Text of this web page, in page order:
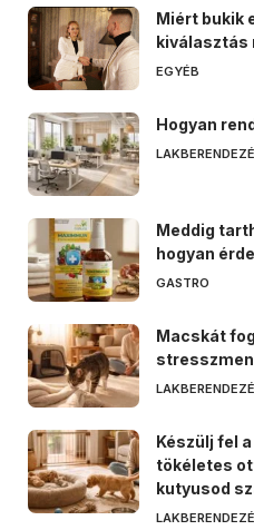
Miért bukik
kiválasztás
EGYÉB
Hogyan
Meddig
hogyan
GASTRO
Macskát
Készülj fel
tökéletes
kutyusod